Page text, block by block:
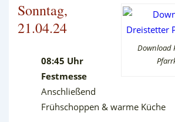
Download
Sonntag,
21.04.24
08:45 Uhr
Festmesse
Anschließend
Frühschoppen & warme Küche